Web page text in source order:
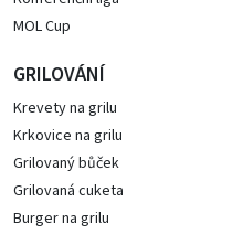
MOL Cup
GRILOVÁNÍ
Krevety na grilu
Krkovice na grilu
Grilovaný bůček
Grilovaná cuketa
Burger na grilu